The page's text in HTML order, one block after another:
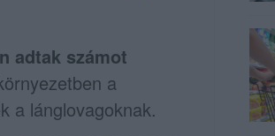
adtak számot
a
a lánglovagoknak.